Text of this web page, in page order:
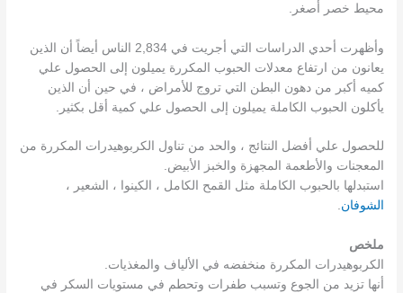
محيط خصر أصغر.
وأظهرت أحدي الدراسات التي أجريت في 2,834 الناس أيضاً أن الذين
يعانون من ارتفاع معدلات الحبوب المكررة يميلون إلى الحصول علي
كميه أكبر من دهون البطن التي تروج للأمراض ، في حين أن الذين
يأكلون الحبوب الكاملة يميلون إلى الحصول علي كمية أقل بكثير.
للحصول علي أفضل النتائج ، والحد من تناول الكربوهيدرات المكررة من
المعجنات والأطعمة المجهزة والخبز الأبيض.
استبدلها بالحبوب الكاملة مثل القمح الكامل ، الكينوا ، الشعير ،
الشوفان.
ملخص
الكربوهيدرات المكررة منخفضه في الألياف والمغذيات.
أنها تزيد من الجوع وتسبب طفرات وتحطم في مستويات السكر في